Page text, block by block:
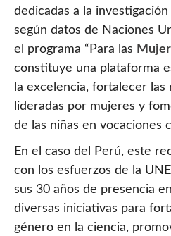
dedicadas a la
según datos de Naciones
el programa “Para las
constituye una plataforma
la excelencia, fortalecer
lideradas por mujeres y
de las niñas en vocaciones
En el caso del Perú, este
con los esfuerzos de la
sus 30 años de presencia
diversas iniciativas para
género en la ciencia,